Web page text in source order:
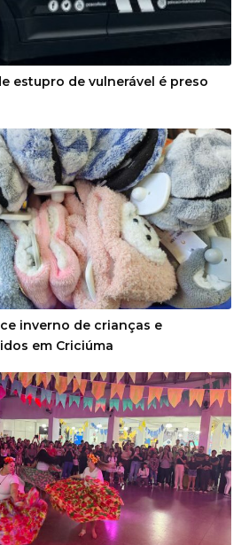
estupro de vulnerável é preso
inverno de crianças e
em Criciúma